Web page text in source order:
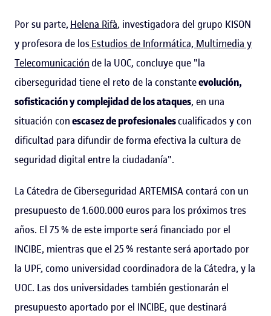
Por su parte, Helena Rifà, investigadora del grupo KISON
y profesora de losEstudios de Informática, Multimedia y
Telecomunicación de la UOC, concluye que "la
ciberseguridad tiene el reto de la constanteevolución,
sofisticación y complejidad de los ataques, en una
situación conescasez de profesionalescualificados y con
dificultad para difundir de forma efectiva la cultura de
seguridad digital entre la ciudadanía".
La Cátedra de Ciberseguridad ARTEMISA contará con un
presupuesto de 1.600.000 euros para los próximos tres
años. El 75 % de este importe será financiado por el
INCIBE, mientras que el 25 % restante será aportado por
la UPF, como universidad coordinadora de la Cátedra, y la
UOC. Las dos universidades también gestionarán el
presupuesto aportado por el INCIBE, que destinará